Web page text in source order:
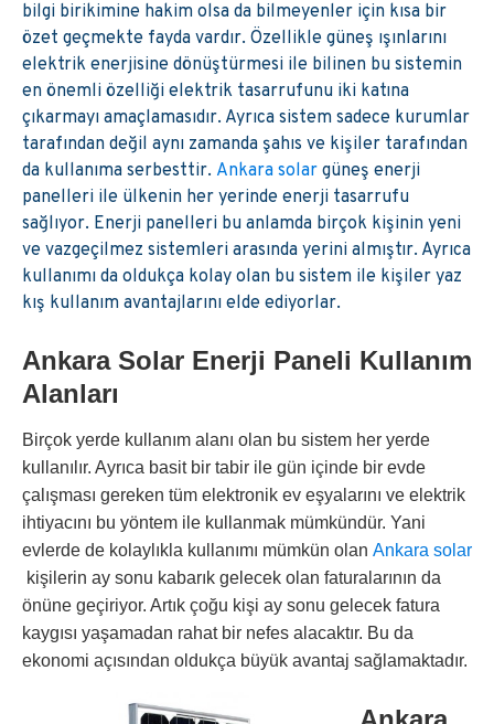
bilgi birikimine hakim olsa da bilmeyenler için kısa bir
özet geçmekte fayda vardır. Özellikle güneş ışınlarını
elektrik enerjisine dönüştürmesi ile bilinen bu sistemin
en önemli özelliği elektrik tasarrufunu iki katına
çıkarmayı amaçlamasıdır. Ayrıca sistem sadece kurumlar
tarafından değil aynı zamanda şahıs ve kişiler tarafından
da kullanıma serbesttir. Ankara solar güneş enerji
panelleri ile ülkenin her yerinde enerji tasarrufu
sağlıyor. Enerji panelleri bu anlamda birçok kişinin yeni
ve vazgeçilmez sistemleri arasında yerini almıştır. Ayrıca
kullanımı da oldukça kolay olan bu sistem ile kişiler yaz
kış kullanım avantajlarını elde ediyorlar.
Ankara Solar Enerji Paneli Kullanım
Alanları
Birçok yerde kullanım alanı olan bu sistem her yerde
kullanılır. Ayrıca basit bir tabir ile gün içinde bir evde
çalışması gereken tüm elektronik ev eşyalarını ve elektrik
ihtiyacını bu yöntem ile kullanmak mümkündür. Yani
evlerde de kolaylıkla kullanımı mümkün olan Ankara solar
kişilerin ay sonu kabarık gelecek olan faturalarının da
önüne geçiriyor. Artık çoğu kişi ay sonu gelecek fatura
kaygısı yaşamadan rahat bir nefes alacaktır. Bu da
ekonomi açısından oldukça büyük avantaj sağlamaktadır.